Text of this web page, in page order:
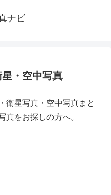
ナビ
・空中写真
衛星写真・空中写真まと
真をお探しの方へ。